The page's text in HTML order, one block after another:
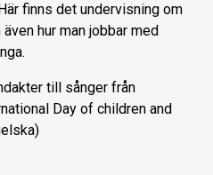
finns det undervisning om
hur man jobbar med
till sånger från
Day of children and